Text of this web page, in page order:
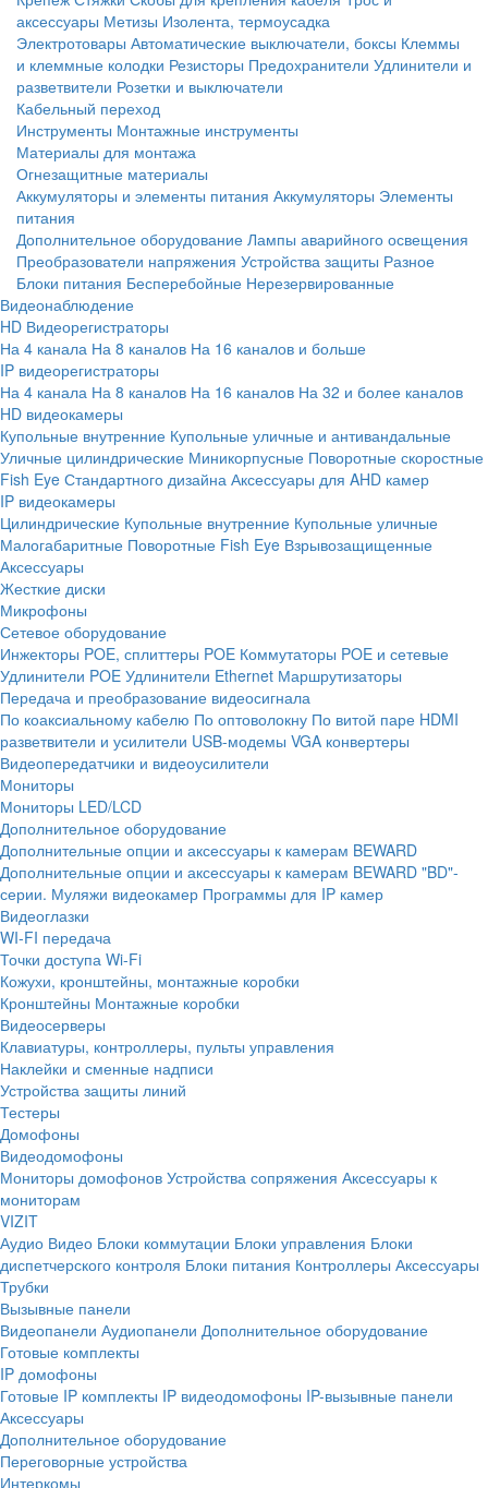
аксессуары Метизы Изолента, термоусадка
Электротовары Автоматические выключатели, боксы Клеммы
и клеммные колодки Резисторы Предохранители Удлинители и
разветвители Розетки и выключатели
Кабельный переход
Инструменты Монтажные инструменты
Материалы для монтажа
Огнезащитные материалы
Аккумуляторы и элементы питания Аккумуляторы Элементы
питания
Дополнительное оборудование Лампы аварийного освещения
Преобразователи напряжения Устройства защиты Разное
Блоки питания Бесперебойные Нерезервированные
Видеонаблюдение
HD Видеорегистраторы
На 4 канала На 8 каналов На 16 каналов и больше
IP видеорегистраторы
На 4 канала На 8 каналов На 16 каналов На 32 и более каналов
HD видеокамеры
Купольные внутренние Купольные уличные и антивандальные
Уличные цилиндрические Миникорпусные Поворотные скоростные
Fish Eye Стандартного дизайна Аксессуары для AHD камер
IP видеокамеры
Цилиндрические Купольные внутренние Купольные уличные
Малогабаритные Поворотные Fish Eye Взрывозащищенные
Аксессуары
Жесткие диски
Микрофоны
Сетевое оборудование
Инжекторы POE, сплиттеры POE Коммутаторы POE и сетевые
Удлинители POE Удлинители Ethernet Маршрутизаторы
Передача и преобразование видеосигнала
По коаксиальному кабелю По оптоволокну По витой паре HDMI
разветвители и усилители USB-модемы VGA конвертеры
Видеопередатчики и видеоусилители
Мониторы
Мониторы LED/LCD
Дополнительное оборудование
Дополнительные опции и аксессуары к камерам BEWARD
Дополнительные опции и аксессуары к камерам BEWARD "BD"-
серии. Муляжи видеокамер Программы для IP камер
Видеоглазки
WI-FI передача
Точки доступа Wi-Fi
Кожухи, кронштейны, монтажные коробки
Кронштейны Монтажные коробки
Видеосерверы
Клавиатуры, контроллеры, пульты управления
Наклейки и сменные надписи
Устройства защиты линий
Тестеры
Домофоны
Видеодомофоны
Мониторы домофонов Устройства сопряжения Аксессуары к
мониторам
VIZIT
Аудио Видео Блоки коммутации Блоки управления Блоки
диспетчерского контроля Блоки питания Контроллеры Аксессуары
Трубки
Вызывные панели
Видеопанели Аудиопанели Дополнительное оборудование
Готовые комплекты
IP домофоны
Готовые IP комплекты IP видеодомофоны IP-вызывные панели
Аксессуары
Дополнительное оборудование
Переговорные устройства
Интеркомы